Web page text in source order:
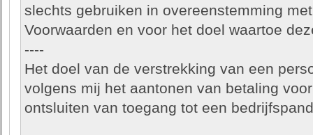
slechts gebruiken in overeenstemming
Voorwaarden en voor het doel waartoe
----
Het doel van de verstrekking van een
volgens mij het aantonen van betaling
ontsluiten van toegang tot een